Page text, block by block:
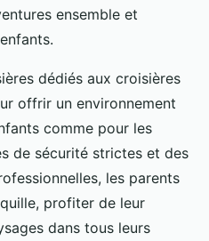
ensemble et
dédiés aux croisières
offrir un environnement
comme pour les
de sécurité strictes et des
les parents
profiter de leur
dans tous leurs